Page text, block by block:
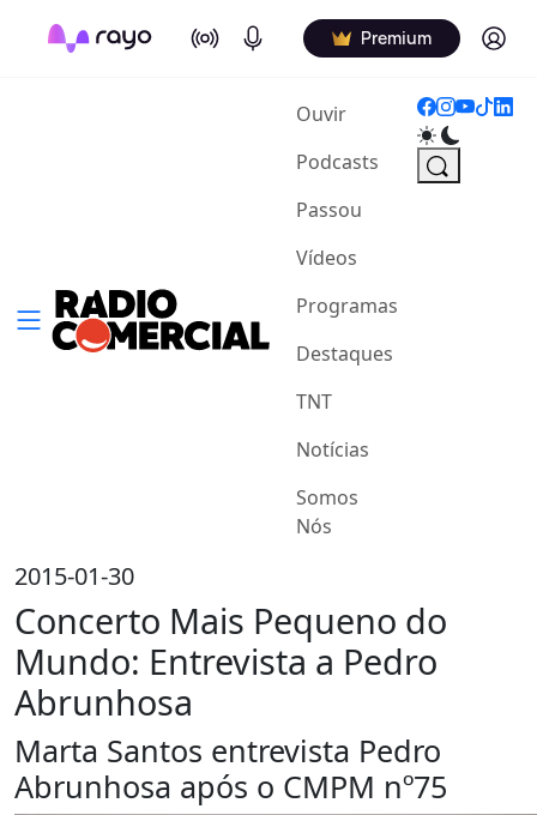
On Air Podcasts Premium Log in
Ouvir(current)
Podcasts
Passou
Vídeos
Programas
Destaques
TNT
Notícias
Somos
Nós
2015-01-30
Concerto Mais Pequeno do
Mundo: Entrevista a Pedro
Abrunhosa
Marta Santos entrevista Pedro
Abrunhosa após o CMPM nº75